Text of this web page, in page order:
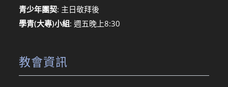
青少年團契: 主日敬拜後
學青(大專)小組: 週五晚上8:30
教會資訊